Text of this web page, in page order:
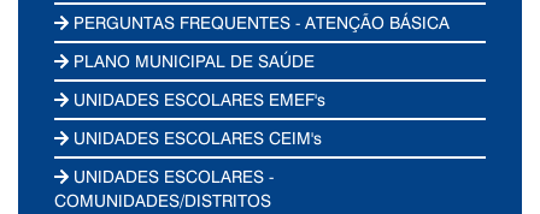
PERGUNTAS FREQUENTES - ATENÇÃO BÁSICA
PLANO MUNICIPAL DE SAÚDE
UNIDADES ESCOLARES EMEF's
UNIDADES ESCOLARES CEIM's
UNIDADES ESCOLARES -
COMUNIDADES/DISTRITOS